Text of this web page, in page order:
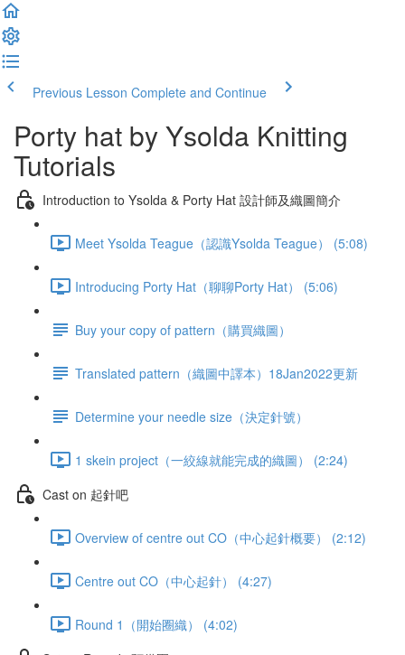
Previous Lesson Complete and Continue
Porty hat by Ysolda Knitting
Tutorials
Introduction to Ysolda & Porty Hat 設計師及織圖簡介
Meet Ysolda Teague（認識Ysolda Teague） (5:08)
Introducing Porty Hat（聊聊Porty Hat） (5:06)
Buy your copy of pattern（購買織圖）
Translated pattern（織圖中譯本）18Jan2022更新
Determine your needle size（決定針號）
1 skein project（一絞線就能完成的織圖） (2:24)
Cast on 起針吧
Overview of centre out CO（中心起針概要） (2:12)
Centre out CO（中心起針） (4:27)
Round 1（開始圈織） (4:02)